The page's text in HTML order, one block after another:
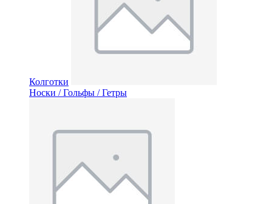
Колготки
Носки / Гольфы / Гетры